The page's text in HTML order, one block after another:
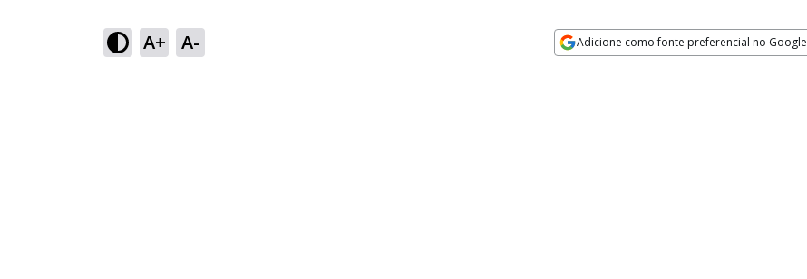
A+ A- Adicione como fonte preferencial no Google